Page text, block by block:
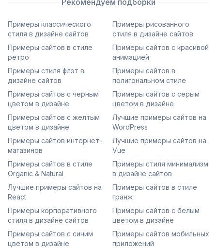
Рекомендуем подборки
Примеры классического
стиля в дизайне сайтов
Примеры рисованного
стиля в дизайне сайтов
Примеры сайтов в стиле
ретро
Примеры сайтов с красивой
анимацией
Примеры стиля флэт в
дизайне сайтов
Примеры сайтов в
полигональном стиле
Примеры сайтов с черным
цветом в дизайне
Примеры сайтов с серым
цветом в дизайне
Примеры сайтов с желтым
цветом в дизайне
Лучшие примеры сайтов на
WordPress
Примеры сайтов интернет-
магазинов
Лучшие примеры сайтов на
Vue
Примеры сайтов в стиле
Organic & Natural
Примеры стиля минимализм
в дизайне сайтов
Лучшие примеры сайтов на
React
Примеры сайтов в стиле
гранж
Примеры корпоративного
стиля в дизайне сайтов
Примеры сайтов с белым
цветом в дизайне
Примеры сайтов с синим
цветом в дизайне
Примеры сайтов мобильных
приложений